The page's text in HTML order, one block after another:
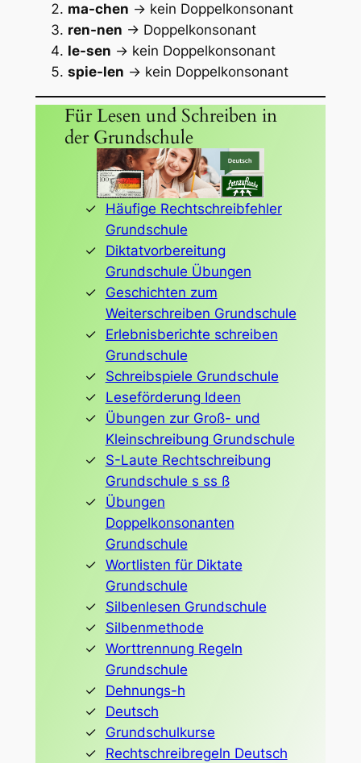
ma-chen → kein Doppelkonsonant
ren-nen → Doppelkonsonant
le-sen → kein Doppelkonsonant
spie-len → kein Doppelkonsonant
Für Lesen und Schreiben in
der Grundschule
Häufige Rechtschreibfehler
Grundschule
Diktatvorbereitung
Grundschule Übungen
Geschichten zum
Weiterschreiben Grundschule
Erlebnisberichte schreiben
Grundschule
Schreibspiele Grundschule
Leseförderung Ideen
Übungen zur Groß- und
Kleinschreibung Grundschule
S-Laute Rechtschreibung
Grundschule s ss ß
Übungen
Doppelkonsonanten
Grundschule
Wortlisten für Diktate
Grundschule
Silbenlesen Grundschule
Silbenmethode
Worttrennung Regeln
Grundschule
Dehnungs-h
Deutsch
Grundschulkurse
Rechtschreibregeln Deutsch